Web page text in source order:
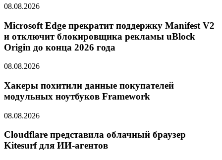
08.08.2026
Microsoft Edge прекратит поддержку Manifest V2
и отключит блокировщика рекламы uBlock
Origin до конца 2026 года
08.08.2026
Хакеры похитили данные покупателей
модульных ноутбуков Framework
08.08.2026
Cloudflare представила облачный браузер
Kitesurf для ИИ-агентов